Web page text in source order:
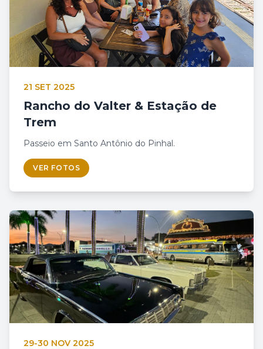
21 SET 2025
Rancho do Valter & Estação de
Trem
Passeio em Santo Antônio do Pinhal.
VER FOTOS
29-30 NOV 2025